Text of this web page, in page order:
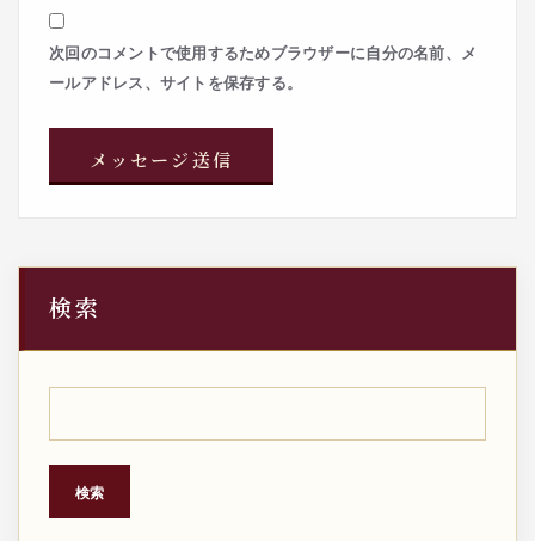
次回のコメントで使用するためブラウザーに自分の名前、メ
ールアドレス、サイトを保存する。
検索
検索